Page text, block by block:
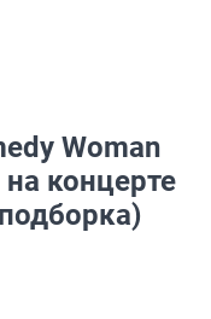
Woman
концерте